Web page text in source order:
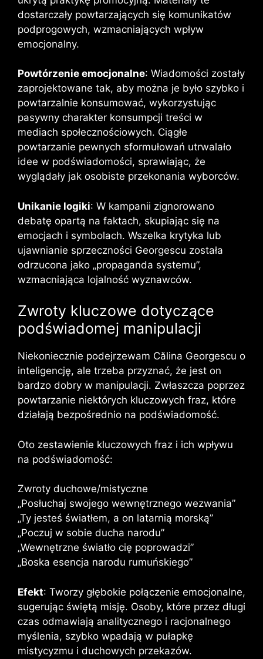
dostarczały powtarzających się komunikatów
podprogowych, wzmacniających wpływ
emocjonalny.
Powtórzenie emocjonalne: Wiadomości zostały
zaprojektowane tak, aby można je było szybko i
powtarzalnie konsumować, wykorzystując
pasywny charakter konsumpcji treści w
mediach społecznościowych. Ciągłe
powtarzanie pewnych sformułowań utrwalało
idee w podświadomości, sprawiając, że
wyglądały jak osobiste przekonania wyborców.
Unikanie logiki: W kampanii zignorowano
debatę opartą na faktach, skupiając się na
emocjach i symbolach. Wszelka krytyka lub
ujawnianie sprzeczności Georgescu została
odrzucona jako „propaganda systemu”,
wzmacniająca lojalność wyznawców.
Zwroty kluczowe dotyczące
podświadomej manipulacji
Niekoniecznie podejrzewam Călina Georgescu o
inteligencję, ale trzeba przyznać, że jest on
bardzo dobry w manipulacji. Zwłaszcza poprzez
powtarzanie niektórych kluczowych fraz, które
działają bezpośrednio na podświadomość.
Oto zestawienie kluczowych fraz i ich wpływu
na podświadomość:
Zwroty duchowe/mistyczne
„Posłuchaj swojego wewnętrznego wezwania”
„Ty jesteś światłem, a on latarnią morską”
„Poczuj w sobie ducha narodu”
„Wewnętrzne światło cię poprowadzi”
„Boska esencja narodu rumuńskiego”
Efekt: Tworzy głębokie połączenie emocjonalne,
sugerując świętą misję. Osoby, które przez długi
czas odmawiają analitycznego i racjonalnego
myślenia, szybko wpadają w pułapkę
mistycyzmu i duchowych przekazów.